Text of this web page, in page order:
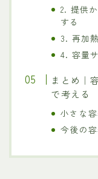
2. 提供
する
3. 再加
4. 容量
まとめ｜
で考える
小さな
今後の